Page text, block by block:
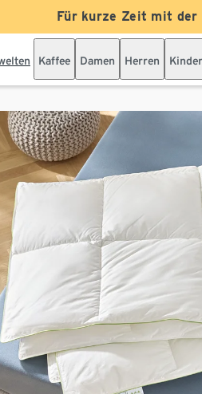
Für kurze Zeit mit der
Kaffee Damen Herren Kinder